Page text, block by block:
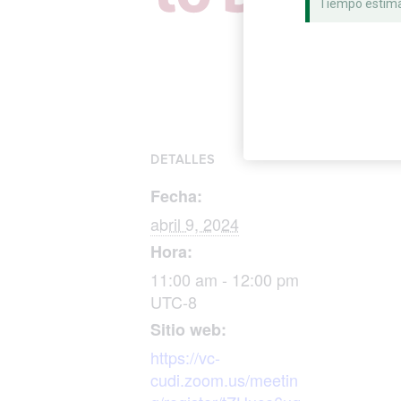
DETALLES
Fecha:
abril 9, 2024
Hora:
11:00 am - 12:00 pm
UTC-8
Sitio web:
https://vc-
cudi.zoom.us/meetin
Tiempo